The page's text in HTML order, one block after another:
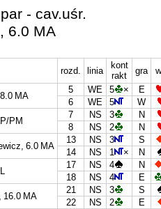
- cav.uśr.
6.0 MA
rozd. linia
kont
rakt
gra
MA
5 WE 5 ×
E
6
WE 5
W
PM
7 NS 3
N
8
NS 2
N
6.0 MA
13 NS 3
S
14
NS 1 ×
N
17 NS 4
N
18
NS 4
E
16.0 MA
21 NS 3
S
22
NS 2
E